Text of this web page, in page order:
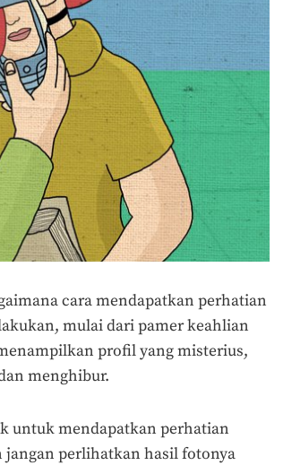
cara mendapatkan perhatian
mulai dari pamer keahlian
profil yang misterius,
menghibur.
untuk mendapatkan perhatian
jangan perlihatkan hasil fotonya